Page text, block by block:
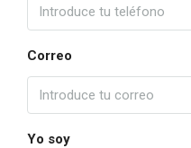
Correo
Yo soy